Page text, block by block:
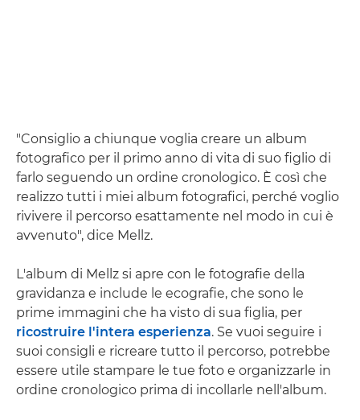
"Consiglio a chiunque voglia creare un album
fotografico per il primo anno di vita di suo figlio di
farlo seguendo un ordine cronologico. È così che
realizzo tutti i miei album fotografici, perché voglio
rivivere il percorso esattamente nel modo in cui è
avvenuto", dice Mellz.
L'album di Mellz si apre con le fotografie della
gravidanza e include le ecografie, che sono le
prime immagini che ha visto di sua figlia, per
ricostruire l'intera esperienza. Se vuoi seguire i
suoi consigli e ricreare tutto il percorso, potrebbe
essere utile stampare le tue foto e organizzarle in
ordine cronologico prima di incollarle nell'album.